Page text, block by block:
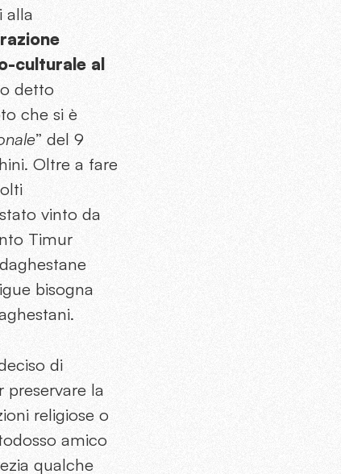
alla
culturale al
detto
che si è
” del 9
Oltre a fare
vinto da
Timur
bisogna
di
preservare la
religiose o
amico
qualche